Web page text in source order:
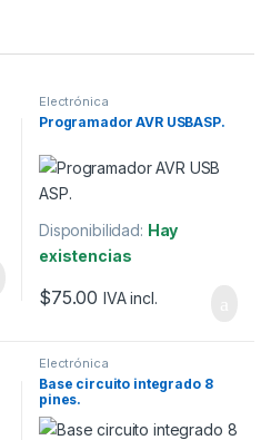
Electrónica
Programador AVR USBASP.
Disponibilidad: Hay
existencias
$75.00 IVA incl.
Electrónica
Base circuito integrado 8
pines.